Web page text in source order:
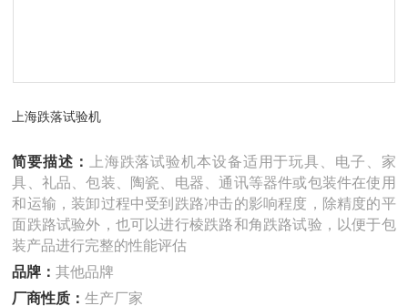
上海跌落试验机
简要描述：
上海跌落试验机本设备适用于玩具、电子、家
具、礼品、包装、陶瓷、电器、通讯等器件或包装件在使用
和运输，装卸过程中受到跌路冲击的影响程度，除精度的平
面跌路试验外，也可以进行棱跌路和角跌路试验，以便于包
装产品进行完整的性能评估
品牌：其他品牌
厂商性质：生产厂家